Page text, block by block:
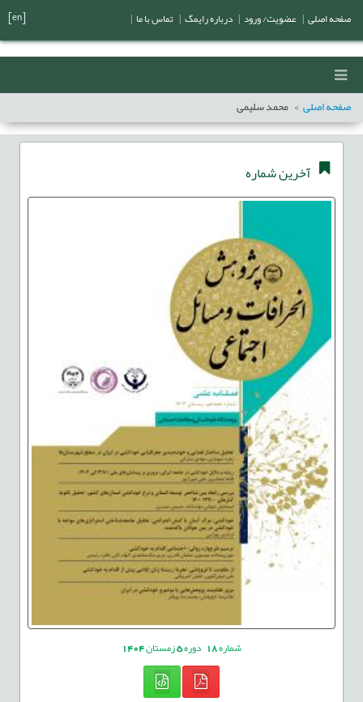
صفحه اصلی محمد سلیمی
آخرین شماره
شماره18 دوره5زمستان1404
صفحه اصلی عضویت/ ورود درباره رایمگ تماس با ما